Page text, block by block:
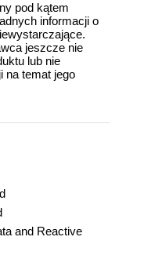
pod kątem
informacji o
jeszcze nie
lub nie
na temat jego
and Reactive